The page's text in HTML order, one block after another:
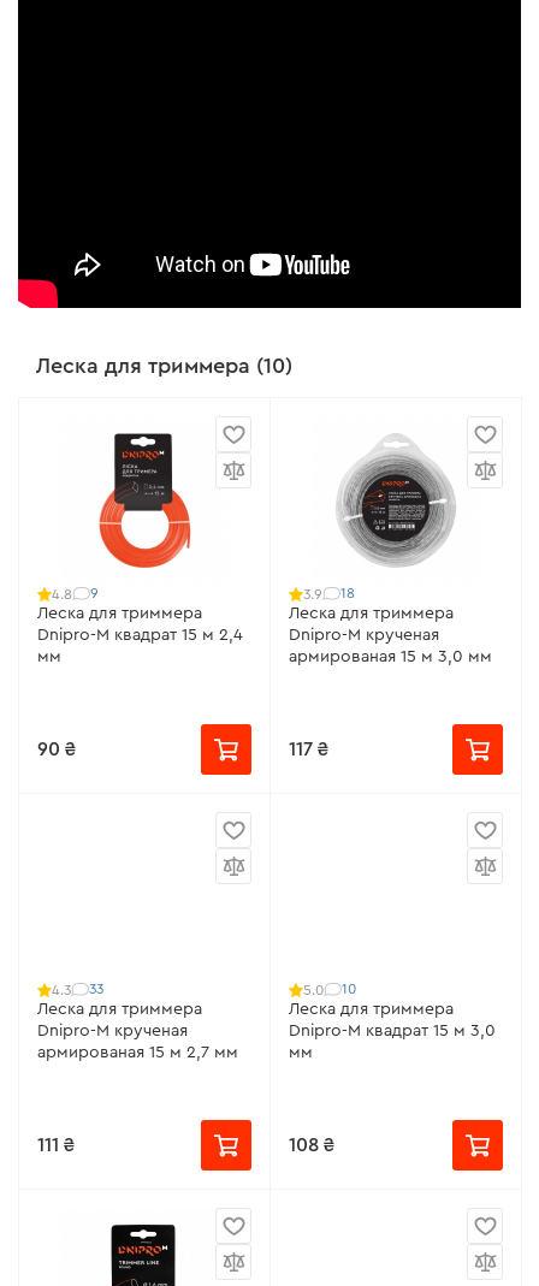
Леска для триммера (10)
4.8 9
Леска для триммера
Dnipro-M квадрат 15 м 2,4
мм
90 ₴
3.9 18
Леска для триммера
Dnipro-M крученая
армированая 15 м 3,0 мм
117 ₴
4.3 33
Леска для триммера
Dnipro-M крученая
армированая 15 м 2,7 мм
111 ₴
5.0 10
Леска для триммера
Dnipro-M квадрат 15 м 3,0
мм
108 ₴